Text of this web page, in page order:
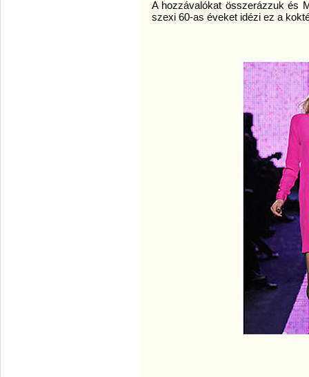
A hozzávalókat összerázzuk és
szexi 60-as éveket idézi ez a